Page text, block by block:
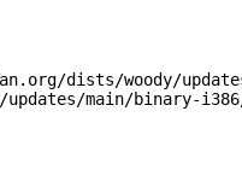
dists/woody/
main/binary-